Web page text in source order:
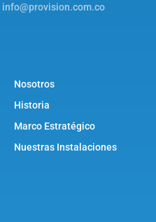
info@provision.com.co
Nosotros
Historia
Marco Estratégico
Nuestras Instalaciones